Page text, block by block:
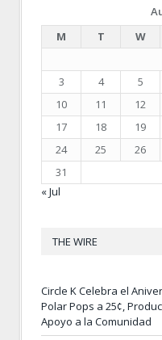
M
T W
3
4 5
10
11 12
17
18 19
24
25 26
31
« Jul
THE WIRE
Circle K Celebra el
Polar Pops a 25¢,
Apoyo a la Comunidad